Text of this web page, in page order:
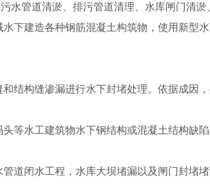
管道清淤、排污管道清理、水库闸门清淤
下建造各种钢筋混凝土构筑物，使用新型
结构缝渗漏进行水下封堵处理。依据成因
等水工建筑物水下钢结构或混凝土结构缺
道闭水工程，水库大坝堵漏以及闸门封堵堵